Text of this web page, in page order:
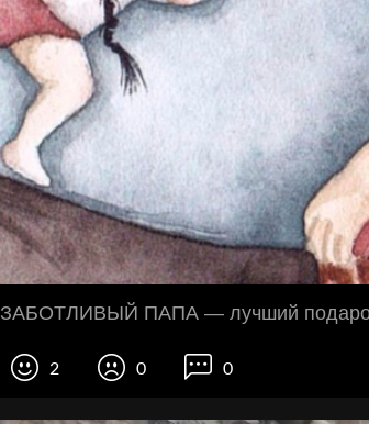
ЗАБОТЛИВЫЙ ПАПА — лучший
2 0 0